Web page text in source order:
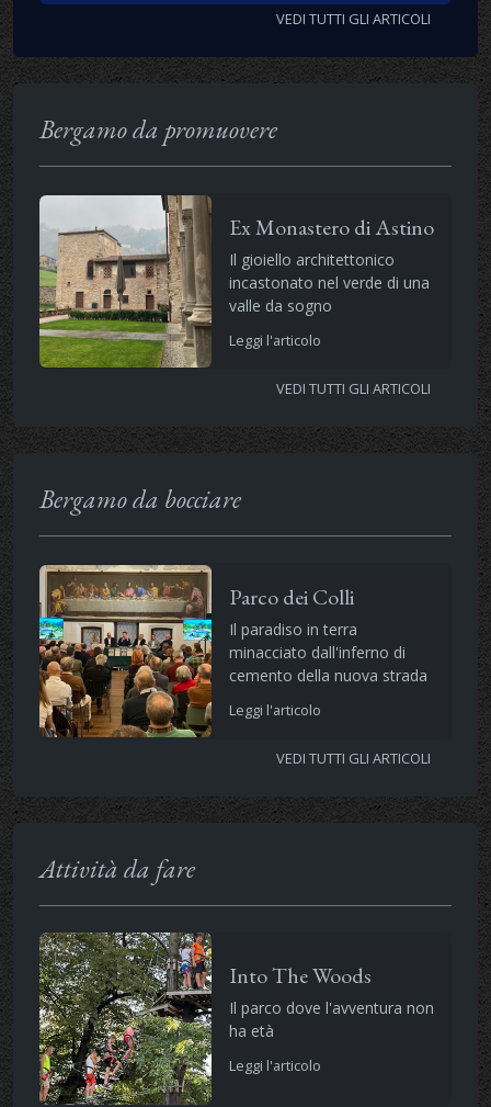
VEDI TUTTI GLI ARTICOLI
Bergamo da promuovere
Ex Monastero di Astino
Il gioiello architettonico
incastonato nel verde di una
valle da sogno
Leggi l'articolo
VEDI TUTTI GLI ARTICOLI
Bergamo da bocciare
Parco dei Colli
Il paradiso in terra
minacciato dall'inferno di
cemento della nuova strada
Leggi l'articolo
VEDI TUTTI GLI ARTICOLI
Attività da fare
Into The Woods
Il parco dove l'avventura non
ha età
Leggi l'articolo